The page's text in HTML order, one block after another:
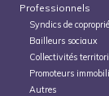
Professionnels
Syndics de
Bailleurs sociaux
Collectivités
Promoteurs
Autres